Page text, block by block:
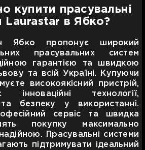
купити прасувальні
Laurastar в Ябко?
Ябко пропонує широкий
прасувальних систем
гарантією та швидкою
та всій Україні. Купуючи
високоякісний пристрій,
технології,
та безпеку у використанні.
сервіс та швидка
покупку максимально
Прасувальні системи
підтримувати ідеальний